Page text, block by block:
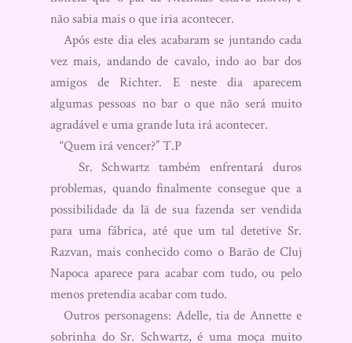
não sabia mais o que iria acontecer.
Após este dia eles acabaram se juntando cada
vez mais, andando de cavalo, indo ao bar dos
amigos de Richter. E neste dia aparecem
algumas pessoas no bar o que não será muito
agradável e uma grande luta irá acontecer.
“Quem irá vencer?” T.P
Sr. Schwartz também enfrentará duros
problemas, quando finalmente consegue que a
possibilidade da lã de sua fazenda ser vendida
para uma fábrica, até que um tal detetive Sr.
Razvan, mais conhecido como o Barão de Cluj
Napoca aparece para acabar com tudo, ou pelo
menos pretendia acabar com tudo.
Outros personagens: Adelle, tia de Annette e
sobrinha do Sr. Schwartz, é uma moça muito